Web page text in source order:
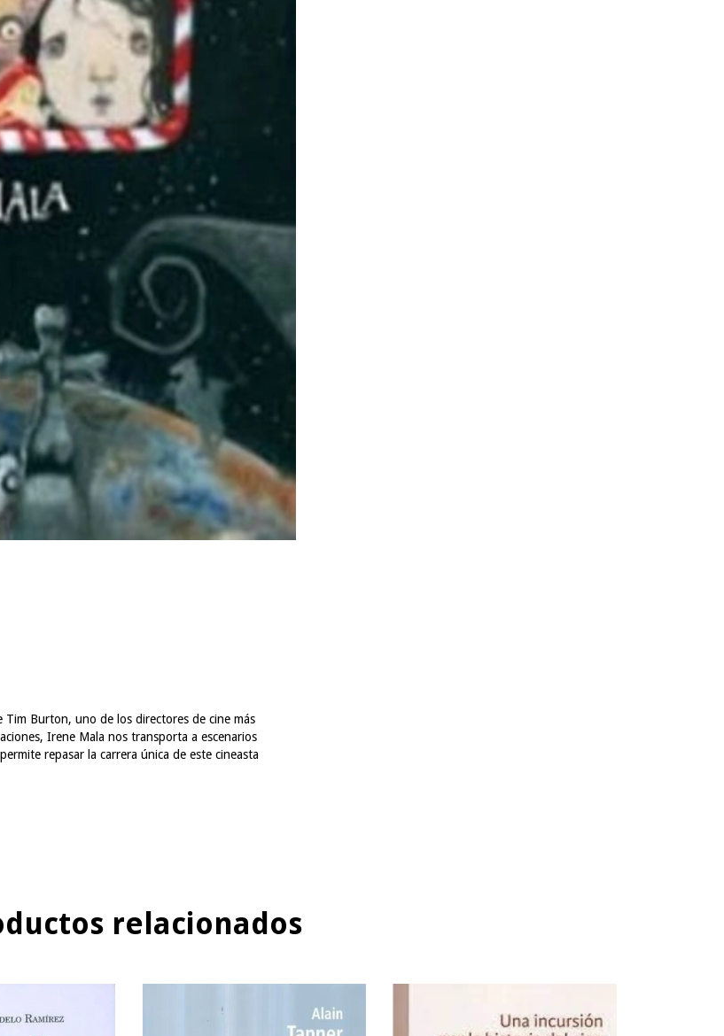
Burton, uno de los directores de cine más
Irene Mala nos transporta a escenarios
repasar la carrera única de este cineasta
relacionados